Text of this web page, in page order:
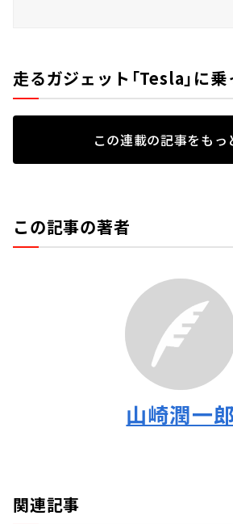
走るガジェット「Tesla」に乗
この連載の記事をもっ
この記事の著者
山崎潤一
関連記事